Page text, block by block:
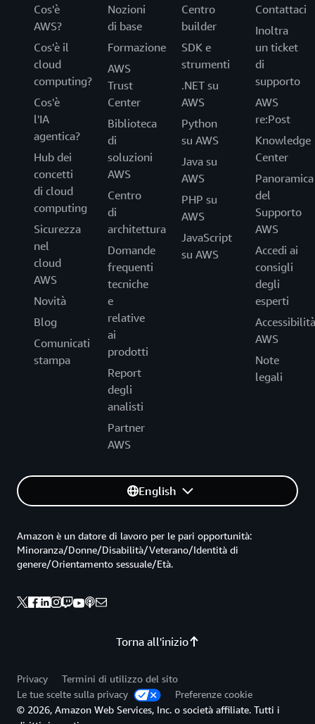
Cos'è
AWS?
Cos'è il
cloud
computing?
Cos'è
l'IA
agentica?
Hub dei
concetti
di cloud
computing
Sicurezza
nel
cloud
AWS
Novità
Blog
Comunicati
stampa
Nozioni
di base
Formazione
AWS
Trust
Center
Biblioteca
di
soluzioni
AWS
Centro
di
architettura
Domande
frequenti
tecniche
e
relative
ai
prodotti
Report
degli
analisti
Partner
AWS
Centro
builder
SDK e
strumenti
.NET su
AWS
Python
su AWS
Java su
AWS
PHP su
AWS
JavaScript
su AWS
Contattaci
Inoltra
un ticket
di
supporto
AWS
re:Post
Knowledge
Center
Panoramica
del
Supporto
AWS
Accedi ai
consigli
degli
esperti
Accessibilità
AWS
Note
legali
English
Torna all'inizio
Amazon è un datore di lavoro per le pari opportunità:
Minoranza/Donne/Disabilità/Veterano/Identità di
genere/Orientamento sessuale/Età.
Privacy
Termini di utilizzo del sito
Le tue scelte sulla privacy
Preferenze cookie
© 2026, Amazon Web Services, Inc. o società affiliate. Tutti i